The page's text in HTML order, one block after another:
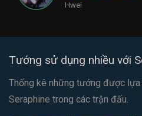
Hwei
Tướng sử dụng nhiều với
Thống kê những tướng được lựa
Seraphine trong các trận đấu.